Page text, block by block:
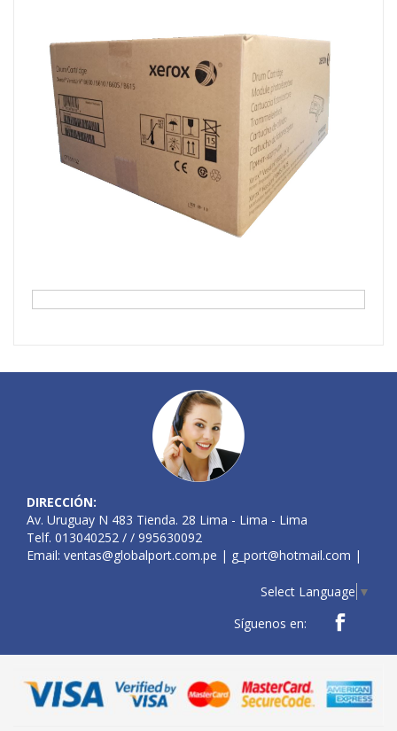
DIRECCIÓN:
Av. Uruguay N 483 Tienda. 28 Lima - Lima - Lima
Telf. 013040252 / / 995630092
Email: ventas@globalport.com.pe | g_port@hotmail.com |
Select Language ▼
Síguenos en: